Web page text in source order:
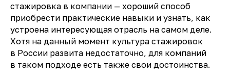
стажировка в компании — хороший способ
приобрести практические навыки и узнать, как
устроена интересующая отрасль на самом деле.
Хотя на данный момент культура стажировок
в России развита недостаточно, для компаний
в таком подходе есть также свои достоинства.